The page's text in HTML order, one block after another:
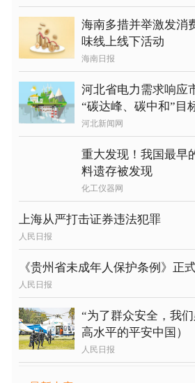
海南多措并举激发消
味线上线下活动
海南日报
河北省电力需求响应
“碳达峰、碳中和”目
河北新闻网
重大发现！我国最早
料遗存被发现
化工仪器网
上海从严打击证券违法犯罪
人民日报
《贵州省未成年人保护条例》正
人民日报
“为了群众安全，我
高水平的平安中国）
人民日报